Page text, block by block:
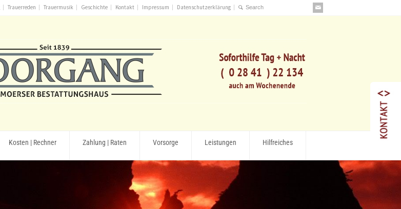
Trauerreden Trauermusik Geschichte Kontakt Impressum Datenschutzerklärung
Kosten | Rechner Zahlung | Raten Vorsorge Leistungen Hilfreiches